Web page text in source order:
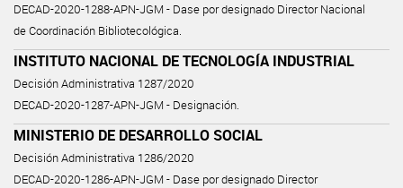
DECAD-2020-1288-APN-JGM - Dase por designado Director Nacional
de Coordinación Bibliotecológica.
INSTITUTO NACIONAL DE TECNOLOGÍA INDUSTRIAL
Decisión Administrativa 1287/2020
DECAD-2020-1287-APN-JGM - Designación.
MINISTERIO DE DESARROLLO SOCIAL
Decisión Administrativa 1286/2020
DECAD-2020-1286-APN-JGM - Dase por designado Director